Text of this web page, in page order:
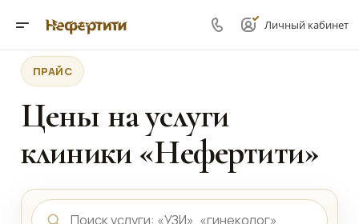
Личный кабинет
ПРАЙС
Цены на услуги
клиники «Нефертити»